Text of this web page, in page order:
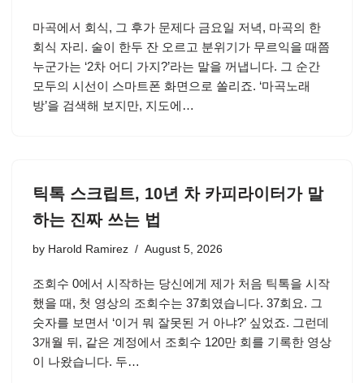
마곡에서 회식, 그 후가 문제다 금요일 저녁, 마곡의 한
회식 자리. 술이 한두 잔 오르고 분위기가 무르익을 때쯤
누군가는 ‘2차 어디 가지?’라는 말을 꺼냅니다. 그 순간
모두의 시선이 스마트폰 화면으로 쏠리죠. ‘마곡노래
방’을 검색해 보지만, 지도에…
틱톡 스크립트, 10년 차 카피라이터가 말
하는 진짜 쓰는 법
by Harold Ramirez August 5, 2026
조회수 0에서 시작하는 당신에게 제가 처음 틱톡을 시작
했을 때, 첫 영상의 조회수는 37회였습니다. 37회요. 그
숫자를 보면서 ‘이거 뭐 잘못된 거 아냐?’ 싶었죠. 그런데
3개월 뒤, 같은 계정에서 조회수 120만 회를 기록한 영상
이 나왔습니다. 두…